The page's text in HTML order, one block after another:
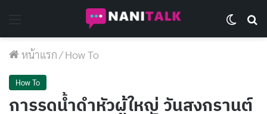
หน้าแรก/How To
How To
การรดน้ำดำหัวผู้ใหญ่ วันสงกรานต์